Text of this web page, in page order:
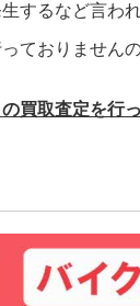
するなど言わ
ておりません
買取査定を行